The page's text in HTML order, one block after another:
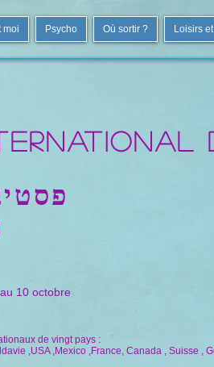
moi Psycho Où sortir ? Loisirs
10 octobre
de vingt pays :
,USA ,Mexico ,France, Canada , Suisse ,